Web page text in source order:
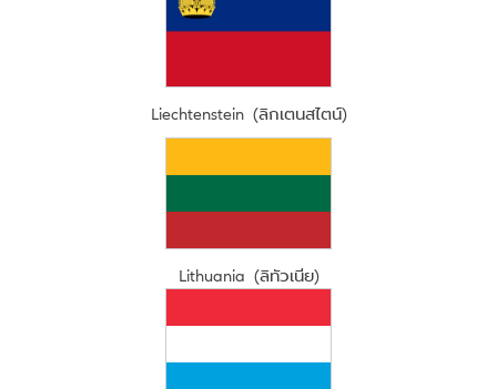
Liechtenstein (ลิกเตนสไตน์)
Lithuania (ลิทัวเนีย)